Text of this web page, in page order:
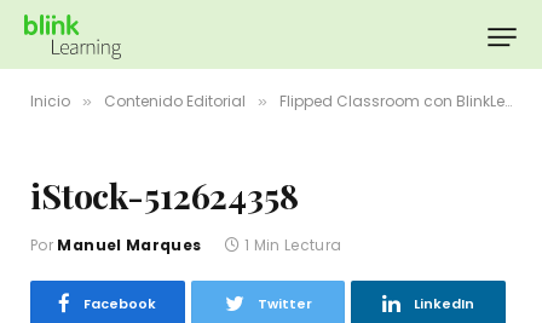
Inicio » Contenido Editorial » Flipped Classroom con BlinkLearning
iStock-512624358
Por Manuel Marques 1 Min Lectura
Facebook Twitter LinkedIn